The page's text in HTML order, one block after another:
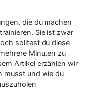
die du machen
Sie ist zwar
solltest du diese
Minuten zu
Artikel erzählen wir
musst und wie du